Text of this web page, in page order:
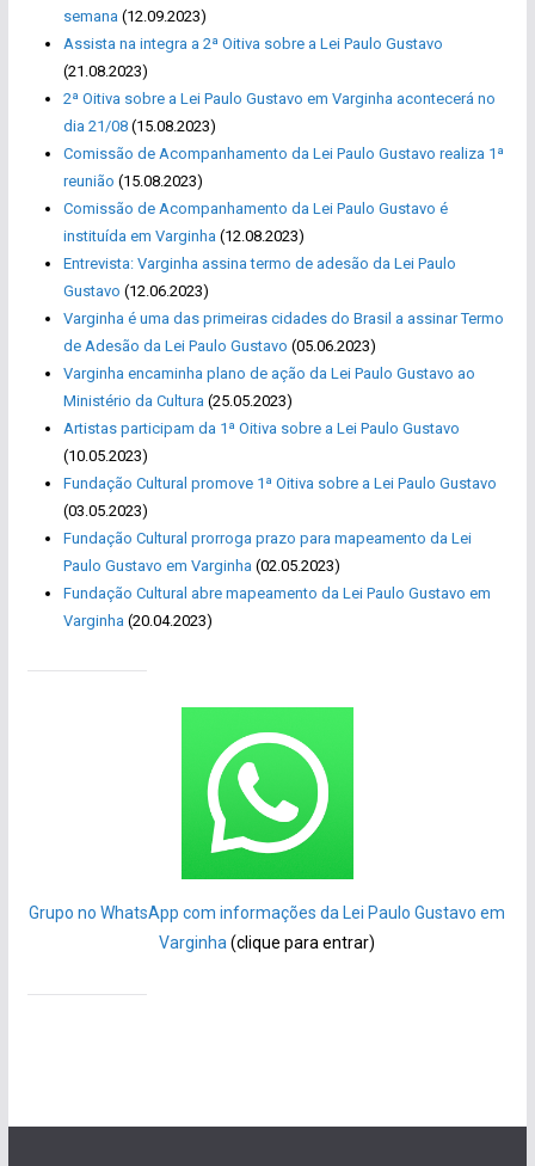
semana (12.09.2023)
Assista na integra a 2ª Oitiva sobre a Lei Paulo Gustavo
(21.08.2023)
2ª Oitiva sobre a Lei Paulo Gustavo em Varginha acontecerá no
dia 21/08(15.08.2023)
Comissão de Acompanhamento da Lei Paulo Gustavo realiza 1ª
reunião (15.08.2023)
Comissão de Acompanhamento da Lei Paulo Gustavo é
instituída em Varginha (12.08.2023)
Entrevista: Varginha assina termo de adesão da Lei Paulo
Gustavo (12.06.2023)
Varginha é uma das primeiras cidades do Brasil a assinar Termo
de Adesão da Lei Paulo Gustavo (05.06.2023)
Varginha encaminha plano de ação da Lei Paulo Gustavo ao
Ministério da Cultura (25.05.2023)
Artistas participam da 1ª Oitiva sobre a Lei Paulo Gustavo
(10.05.2023)
Fundação Cultural promove 1ª Oitiva sobre a Lei Paulo Gustavo
(03.05.2023)
Fundação Cultural prorroga prazo para mapeamento da Lei
Paulo Gustavo em Varginha (02.05.2023)
Fundação Cultural abre mapeamento da Lei Paulo Gustavo em
Varginha (20.04.2023)
Grupo no WhatsApp com informações da Lei Paulo Gustavo em
Varginha (clique para entrar)